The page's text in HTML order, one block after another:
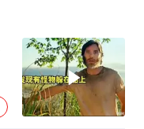
从来没有“独立”过
商场现钱学森巨幅海报 负责人回应